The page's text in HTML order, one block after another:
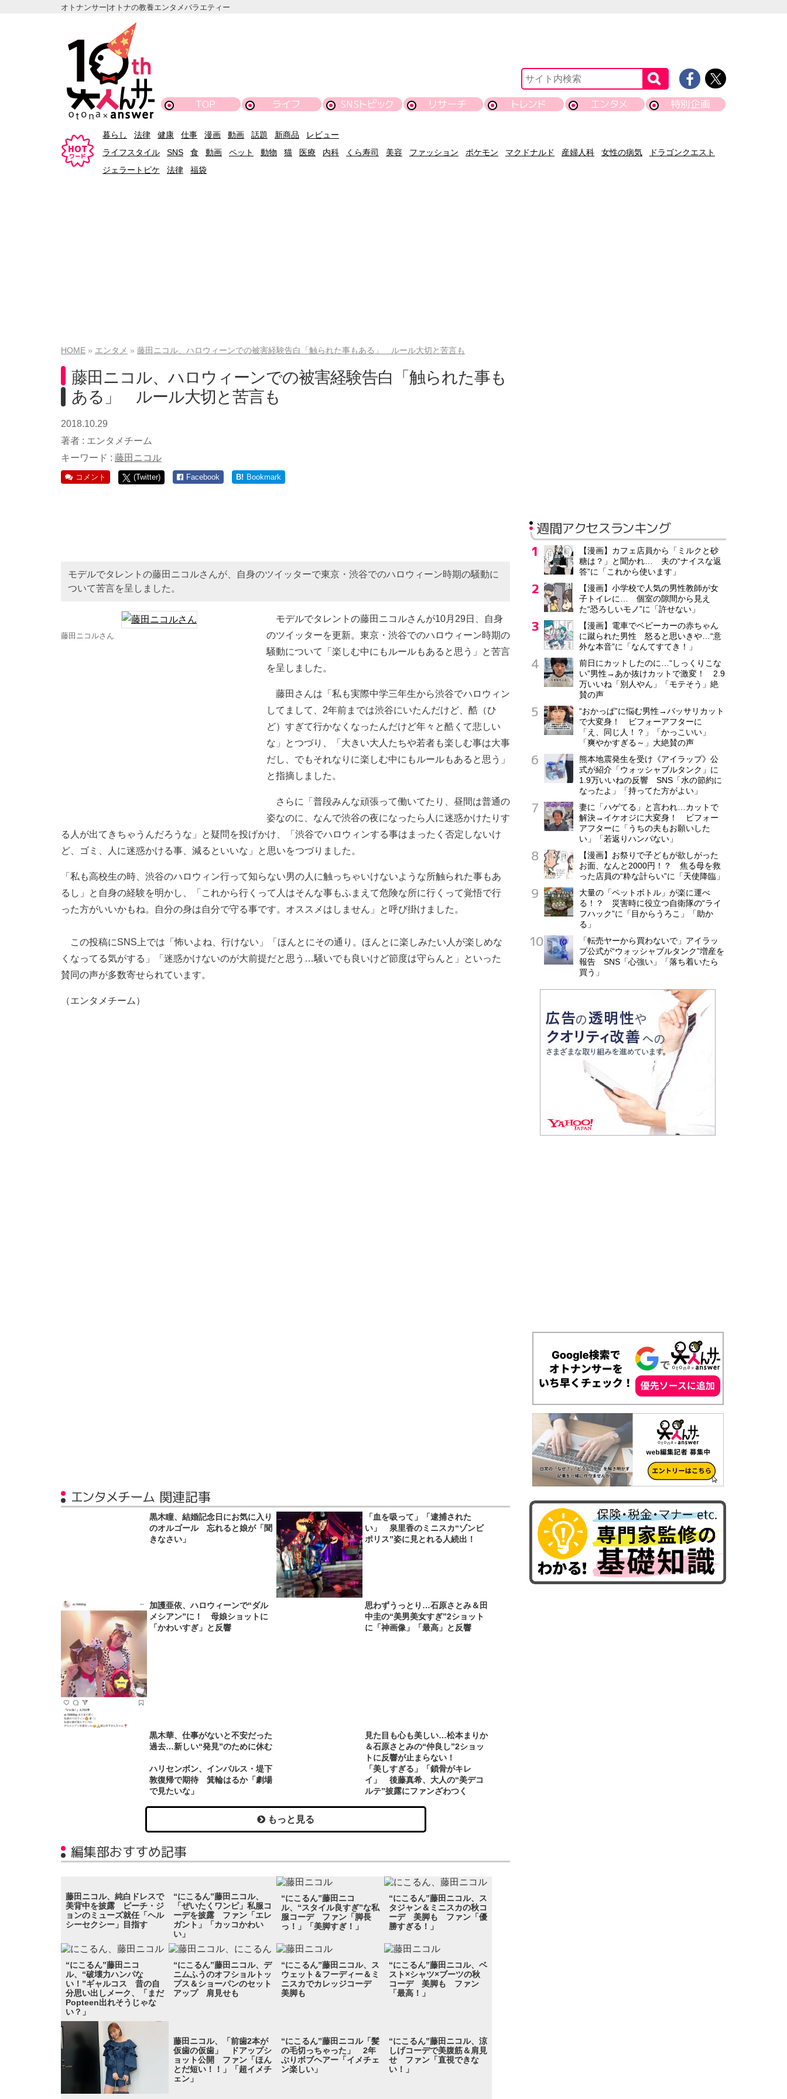
オトナンサー|オトナの教養エンタメバラエティー
TOP ライフ SNSトピック リサーチ トレンド エンタメ 特別企画
暮らし 法律 健康 仕事 漫画 動画 話題 新商品
レビュー
ライフスタイル
SNS 食 動画 ペット 動物 猫 医療 内科 くら寿司 美容 ファッション ポケモン マクドナルド 産婦人科 女性の病気
ドラゴンクエスト
ジェラートピケ
法律 福袋
HOME エンタメ 藤田ニコル、ハロウィーンでの被害経験告白「触られた事もある」 ルール大切と苦言も
藤田ニコル、ハロウィーンでの被害経験告白「触られた事も
ある」 ルール大切と苦言も
2018.10.29
著者 : エンタメチーム
キーワード : 藤田ニコル
コメント (Twitter) Facebook B! Bookmark
モデルでタレントの藤田ニコルさんが、自身のツイッターで東京・渋谷でのハロウィーン時期の騒動に
ついて苦言を呈しました。
藤田ニコルさん
モデルでタレントの藤田ニコルさんが10月29日、自身
のツイッターを更新。東京・渋谷でのハロウィーン時期の
騒動について「楽しむ中にもルールもあると思う」と苦言
を呈しました。
藤田さんは「私も実際中学三年生から渋谷でハロウィン
してまして、2年前までは渋谷にいたんだけど、酷（ひ
ど）すぎて行かなくなったんだけど年々と酷くて悲しい
な」とつづり、「大きい大人たちや若者も楽しむ事は大事
だし、でもそれなりに楽しむ中にもルールもあると思う」
と指摘しました。
さらに「普段みんな頑張って働いてたり、昼間は普通の
姿なのに、なんで渋谷の夜になったら人に迷惑かけたりす
る人が出てきちゃうんだろうな」と疑問を投げかけ、「渋谷でハロウィンする事はまったく否定しないけ
ど、ゴミ、人に迷惑かける事、減るといいな」と思いをつづりました。
「私も高校生の時、渋谷のハロウィン行って知らない男の人に触っちゃいけないような所触られた事もあ
るし」と自身の経験を明かし、「これから行くって人はそんな事もふまえて危険な所に行くって覚悟で行
った方がいいかもね。自分の身は自分で守る事です。オススメはしません」と呼び掛けました。
この投稿にSNS上では「怖いよね、行けない」「ほんとにその通り。ほんとに楽しみたい人が楽しめな
くなってる気がする」「迷惑かけないのが大前提だと思う…騒いでも良いけど節度は守らんと」といった
賛同の声が多数寄せられています。
（エンタメチーム）
エンタメチーム 関連記事
黒木瞳、結婚記念日にお気に入り
のオルゴール 忘れると娘が「聞
きなさい」
「血を吸って」「逮捕された
い」 泉里香のミニスカ“ゾンビ
ポリス”姿に見とれる人続出！
加護亜依、ハロウィーンで“ダル
メシアン”に！ 母娘ショットに
「かわいすぎ」と反響
思わずうっとり…石原さとみ＆田
中圭の“美男美女すぎ”2ショット
に「神画像」「最高」と反響
黒木華、仕事がないと不安だった
過去…新しい“発見”のために休む
見た目も心も美しい…松本まりか
＆石原さとみの“仲良し”2ショッ
トに反響が止まらない！
ハリセンボン、インパルス・堤下
敦復帰で期待 箕輪はるか「劇場
で見たいな」
「美しすぎる」「鎖骨がキレ
イ」 後藤真希、大人の“美デコ
ルテ”披露にファンざわつく
もっと見る
編集部おすすめ記事
藤田ニコル、純白ドレスで
美背中を披露 ピーチ・ジ
ョンのミューズ就任「ヘル
シーセクシー」目指す
“にこるん”藤田ニコル、
「ぜいたくワンピ」私服コ
ーデを披露 ファン「エレ
ガント」「カッコかわい
い」
“にこるん”藤田ニコ
ル、“スタイル良すぎ”な私
服コーデ ファン「脚長
っ！」「美脚すぎ！」
“にこるん”藤田ニコル、ス
タジャン＆ミニスカの秋コ
ーデ 美脚も ファン「優
勝すぎる！」
“にこるん”藤田ニコ
ル、“破壊力ハンパな
い！”ギャルコス 昔の自
分思い出しメーク、「まだ
Popteen出れそうじゃな
い？」
“にこるん”藤田ニコル、デ
ニムふうのオフショルトッ
プス＆ショーパンのセット
アップ 肩見せも
“にこるん”藤田ニコル、ス
ウェット＆フーディー＆ミ
ニスカでカレッジコーデ
美脚も
“にこるん”藤田ニコル、ベ
スト×シャツ×ブーツの秋
コーデ 美脚も ファン
「最高！」
藤田ニコル、「前歯2本が
仮歯の仮歯」 ドアップシ
ョット公開 ファン「ほん
とだ短い！！」「超イメチ
ェン」
“にこるん”藤田ニコル「髪
の毛切っちゃった」 2年
ぶりボブヘアー「イメチェ
ン楽しい」
“にこるん”藤田ニコル、涼
しげコーデで美腹筋＆肩見
せ ファン「直視できな
い！」
週間アクセスランキング
【漫画】カフェ店員から「ミルクと砂
糖は？」と聞かれ… 夫の“ナイスな返
答”に「これから使います」
【漫画】小学校で人気の男性教師が女
子トイレに… 個室の隙間から見え
た“恐ろしいモノ”に「許せない」
【漫画】電車でベビーカーの赤ちゃん
に蹴られた男性 怒ると思いきや…“意
外な本音”に「なんてすてき！」
前日にカットしたのに…“しっくりこな
い”男性→あか抜けカットで激変！ 2.9
万いいね「別人やん」「モテそう」絶
賛の声
“おかっぱ”に悩む男性→バッサリカット
で大変身！ ビフォーアフターに
「え、同じ人！？」「かっこいい」
「爽やかすぎる～」大絶賛の声
熊本地震発生を受け《アイラップ》公
式が紹介「ウォッシャブルタンク」に
1.9万いいねの反響 SNS「水の節約に
なったよ」「持ってた方がよい」
妻に「ハゲてる」と言われ…カットで
解決→イケオジに大変身！ ビフォー
アフターに「うちの夫もお願いした
い」「若返りハンパない」
【漫画】お祭りで子どもが欲しがった
お面、なんと2000円！？ 焦る母を救
った店員の“粋な計らい”に「天使降臨」
大量の「ペットボトル」が楽に運べ
る！？ 災害時に役立つ自衛隊の“ライ
フハック”に「目からうろこ」「助か
る」
「転売ヤーから買わないで」アイラッ
プ公式が“ウォッシャブルタンク”増産を
報告 SNS「心強い」「落ち着いたら
買う」